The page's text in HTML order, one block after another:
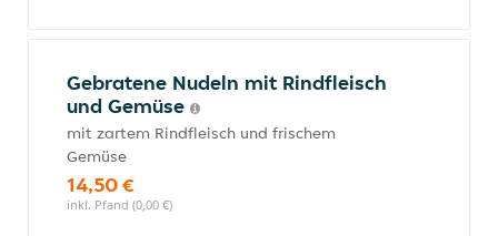
Gebratene Nudeln mit Rindfleisch
und Gemüse
mit zartem Rindfleisch und frischem
Gemüse
14,50 €
inkl. Pfand (0,00 €)